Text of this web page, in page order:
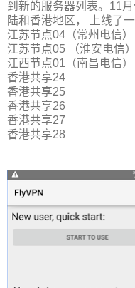
到新的服务器列表。11
陆和香港地区， 上线了
江苏节点04（常州电信）
江苏节点05 （淮安电信）
江西节点01（南昌电信）
香港共享24
香港共享25
香港共享26
香港共享27
香港共享28